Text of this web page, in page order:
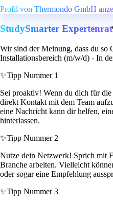
Profil von Thermondo GmbH
StudySmarter Expertenrat
Wir sind der Meinung, dass du so
Installationsbereich (m/w/d) - In
✨Tipp Nummer 1
Sei proaktiv! Wenn du dich für die
direkt Kontakt mit dem Team
eine Nachricht kann dir helfen,
hinterlassen.
✨Tipp Nummer 2
Nutze dein Netzwerk! Sprich mit
Branche arbeiten. Vielleicht
oder sogar eine Empfehlung
✨Tipp Nummer 3